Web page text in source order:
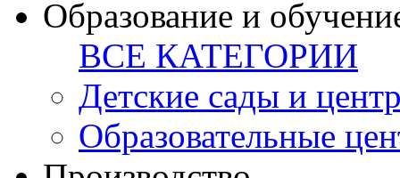
Образование и
ВСЕ КАТЕГОРИИ
Детские сады и
Образовательные